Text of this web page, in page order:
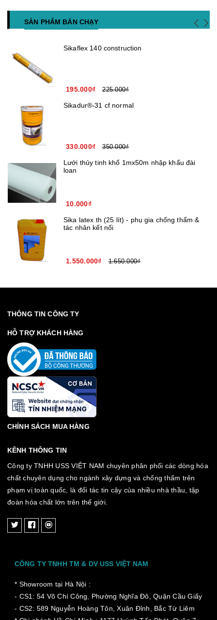
SẢN PHẨM BÁN CHẠY
Sikaflex 140 construction
195.000₫ 225.000₫
Sikadur®-31 cf normal
330.000₫ 350.000₫
Lưới thủy tinh khổ 1mx50m nhập khẩu đài
loan
10.000₫
Sika latex th (25 lít) - phụ gia chống thấm &
tác nhân kết nối
1.550.000₫ 1.650.000₫
THÔNG TIN CÔNG TY
HỖ TRỢ KHÁCH HÀNG
CHÍNH SÁCH MUA HÀNG
KÊNH THÔNG TIN
Công ty TNHH USS VIỆT NAM chuyên phân phối các dòng hóa
chất chuyên dụng cho ngành xây dựng và chống thấm trên
phạm vị toàn quốc, là đối tác tin cậy của nhiều nhà thầu, tập
đoàn hóa chất lớn trên thế giới.
CÔNG TY TNHH TM & DV USS VIỆT NAM
* Showroom tại Hà Nội :
- CS1: 54 Võ Chí Công, Phường Nghĩa Đô, Quận Cầu Giấy
- CS2: 589 Nguyễn Hoàng Tôn, Xuân Đỉnh, Bắc Từ Liêm